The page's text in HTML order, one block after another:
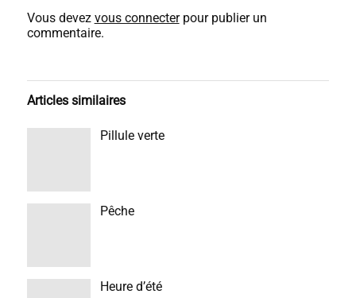
Vous devez vous connecterpour publier un
commentaire.
Articles similaires
Pillule verte
Pêche
Heure d’été